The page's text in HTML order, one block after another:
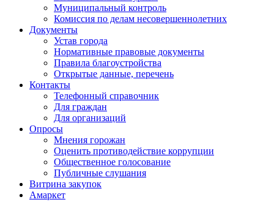
Муниципальный контроль
Комиссия по делам несовершеннолетних
Документы
Устав города
Нормативные правовые документы
Правила благоустройства
Открытые данные, перечень
Контакты
Телефонный справочник
Для граждан
Для организаций
Опросы
Мнения горожан
Оценить противодействие коррупции
Общественное голосование
Публичные слушания
Витрина закупок
Амаркет